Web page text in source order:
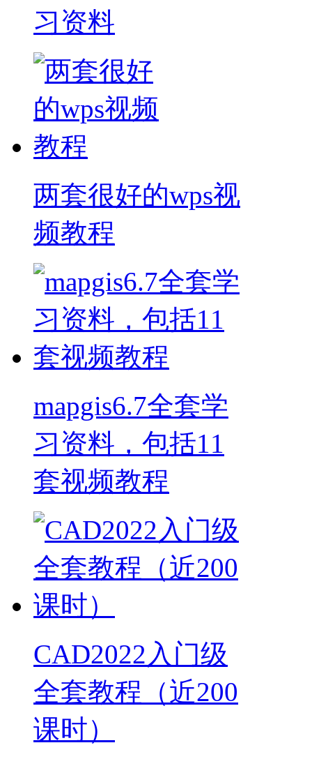
习资料
两套很好的wps视
频教程
mapgis6.7全套学
习资料，包括11
套视频教程
CAD2022入门级
全套教程（近200
课时）